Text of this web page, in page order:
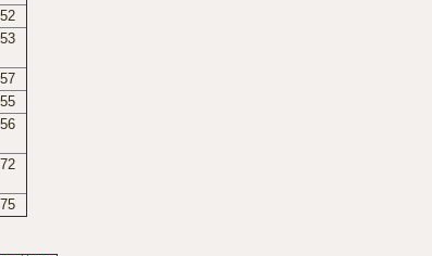
52
53
57
55
56
72
75